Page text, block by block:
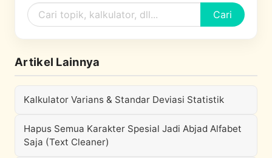
Cari
Artikel Lainnya
Kalkulator Varians & Standar Deviasi Statistik
Hapus Semua Karakter Spesial Jadi Abjad Alfabet
Saja (Text Cleaner)